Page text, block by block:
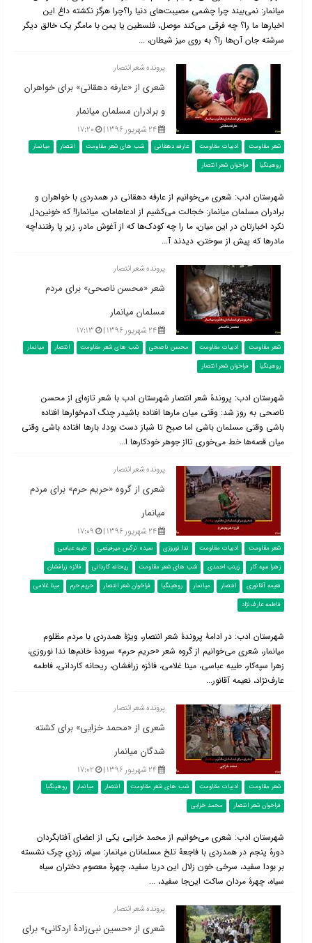
میانمار: نمی‌بیند چرا چشمی مصیبت‌های دنیا را؟چرا هرگز نکشته داغ این
اخبارها ما را؟ چه فرقی می‌کند موصل، فلسطین یا یمن با مامگر یک خالق دیگر
سرشته جان آن‌ها را؟ به روی میز شیطان، ...
پرونده شعر انتصار
شعری از «عارفه دهقانی» برای خواهران
و برادران مسلمان میانمار
۲۴ شهریور ۱۳۹۶ | ۱۷:۲۰
شعر مقاومت ادبیات مقاومت عارفه دهقانی شب های شعر مقاومت انتصار
میانمار
روهینگیا
فراخوان شعر انتصار
شهرستان ادب: شعری می‌خوانیم از عارفه دهقانی در همدردی با خواهران و
برادران مسلمان میانمار: خجالت می‌کشیم از ادعاهامان، میانمارا! که خونین‌دل
نکرد اخبارتان در این میان، ما را چه کودک‌ها که از آغوش مادر، زیر پا رفتند!چه
مادرها که پیش از سوختن، دیدند آ...
پرونده شعر انتصار
شعر «محسن ناصحی» برای مردم
مسلمان میانمار
۲۴ شهریور ۱۳۹۶ | ۱۷:۱۳
شعر مقاومت ادبیات مقاومت محسن ناصحی شب های شعر مقاومت انتصار
میانمار
روهینگیا
فراخوان شعر انتصار
شهرستان ادب: پروندۀ شعر انتصار شهرستان ادب با شعر تازه‌ای از محسن
ناصحی به روز شد: وقتی میان مارها افتاده باشیدر چنگ آدم‌خوارها افتاده
باشی وقتی مسلمان باشی اما صبح تا شباز دست بودا، بارها افتاده باشی وقتی
میان قصه‌ها خط می‌خوری تااز جوهر خودکارها ا...
پرونده شعر انتصار
شعری از گروه «حریم حرم» برای مردم
میانمار
۲۴ شهریور ۱۳۹۶ | ۱۷:۰۹
شعر مقاومت ادبیات مقاومت ندا نوروزی سیده نرگس میرفیضی
طیبه عباسی
زهرا سپه کار
زینب احمدی شب های شعر مقاومت ریحانه کاردانی
فائزه زرافشان
نعیمه آقانوری
انتصار میانمار روهینگیا فراخوان شعر انتصار حریم حرم
مینا غلامی
فاطمه عارف‌نژاد
شهرستان ادب: در ادامۀ پروندۀ شعر انتصار، ویژۀ همدردی با مردم مظلوم
میانمار، شعری می‌خوانیم از گروه شعر «حریم حرم» سرودۀ خانم‌ها ندا نوروزی،
زهرا سپه‌کار، طیبه عباسی، مینا غلامی، فائزه زرافشان، ریحانه کاردانی، فاطمه
عارف‌نژاد، نعیمه آقانور...
پرونده شعر انتصار
شعری از «محمد خزایی» برای کشته
شدگان میانمار
۲۴ شهریور ۱۳۹۶ | ۱۷:۰۲
شعر مقاومت ادبیات مقاومت شب های شعر مقاومت انتصار میانمار
روهینگیا
فراخوان شعر انتصار
محمد خزایی
شهرستان ادب: شعری می‌خوانیم از محمد خزایی یکی از اعضای آفتابگردان‌
دورۀ پنجم در همدردی با فاجعۀ تلخ مسلمانان میانمار: سیاه، زردیِ چرک نشسته
بر بودا سفید، سرخی خون زلال این دریا سفید، چهرۀ معصوم دختران سیاه
سیاه، چهرۀ مردان ساکت این‌جا سفید، ...
پرونده شعر انتصار
شعری از «حسین نبی‌زادۀ اردکانی» برای